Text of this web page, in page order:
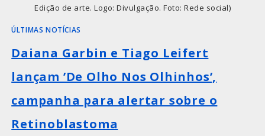
Edição de arte. Logo: Divulgação. Foto: Rede social)
ÚLTIMAS NOTÍCIAS
Daiana Garbin e Tiago Leifert
lançam ’De Olho Nos Olhinhos’,
campanha para alertar sobre o
Retinoblastoma